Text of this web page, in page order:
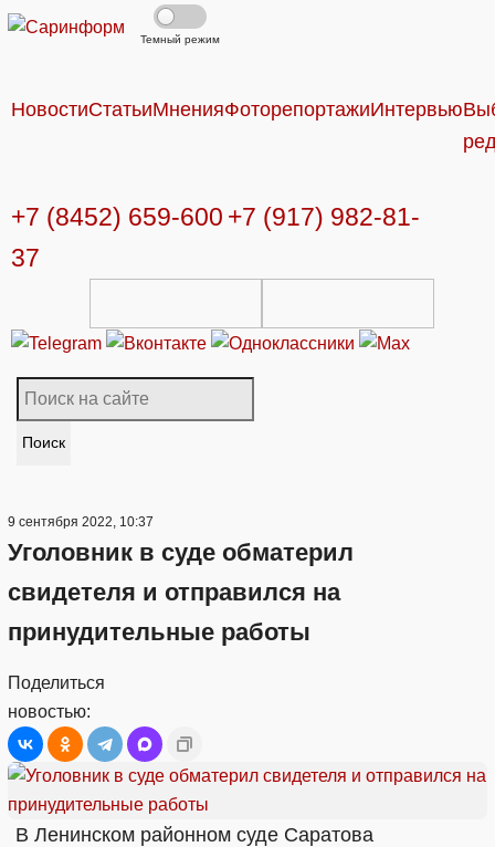
Темный режим
НовостиСтатьиМненияФоторепортажиИнтервью
+7 (8452) 659-600 +7 (917) 982-81-
37
Поиск
9 сентября 2022, 10:37
Уголовник в суде обматерил
свидетеля и отправился на
принудительные работы
Поделиться
новостью:
В Ленинском районном суде Саратова